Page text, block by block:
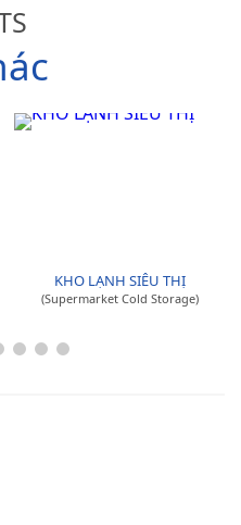
KHO LẠNH SIÊU THỊ
(Supermarket Cold Storage)